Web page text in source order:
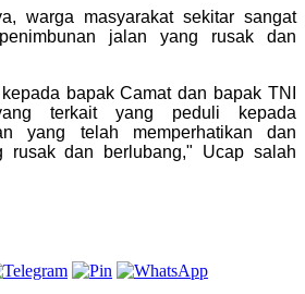
warga masyarakat sekitar sangat
jalan yang rusak dan
bapak Camat dan bapak TNI
terkait yang peduli kepada
yang telah memperhatikan dan
rusak dan berlubang," Ucap salah